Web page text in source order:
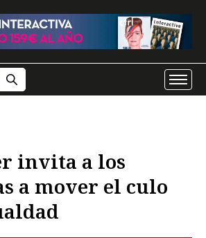
invita a los
a mover el culo